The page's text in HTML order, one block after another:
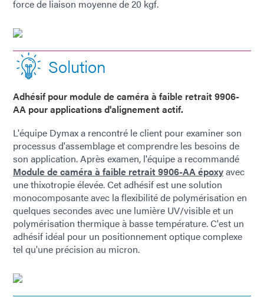
force de liaison moyenne de 20 kgf.
Solution
Adhésif pour module de caméra à faible retrait 9906-
AA pour applications d'alignement actif.
L'équipe Dymax a rencontré le client pour examiner son
processus d'assemblage et comprendre les besoins de
son application. Après examen, l'équipe a recommandé
Module de caméra à faible retrait 9906-AA époxyavec
une thixotropie élevée. Cet adhésif est une solution
monocomposante avec la flexibilité de polymérisation en
quelques secondes avec une lumière UV/visible et un
polymérisation thermique à basse température. C'est un
adhésif idéal pour un positionnement optique complexe
tel qu'une précision au micron.